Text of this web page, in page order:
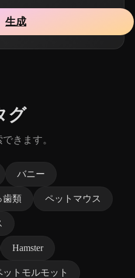
生成
グ
きます。
バニー
歯類 ペットマウス
Hamster
ットモルモット